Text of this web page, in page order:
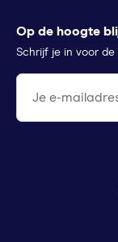
Stichtingen en
Squla Polen
scoyo
Op de hoogte
Schrijf je in voor de
Je e-